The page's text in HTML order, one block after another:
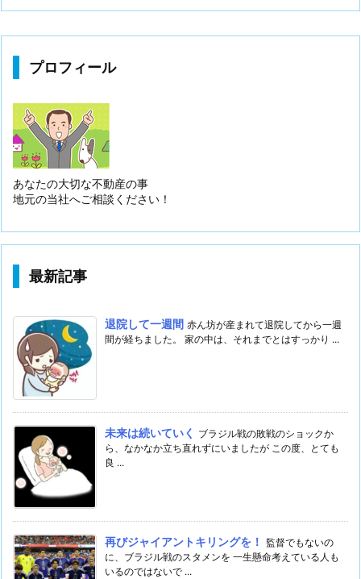
プロフィール
あなたの大切な不動産の事
地元の当社へご相談ください！
最新記事
退院して一週間 赤ん坊が産まれて退院してから一週
間が経ちました。 家の中は、それまでとはすっかり ...
未来は続いていく ブラジル戦の敗戦のショックか
ら、なかなか立ち直れずにいましたが この度、とても
良 ...
再びジャイアントキリングを！
監督でもないの
に、ブラジル戦のスタメンを 一生懸命考えている人も
いるのではないで ...